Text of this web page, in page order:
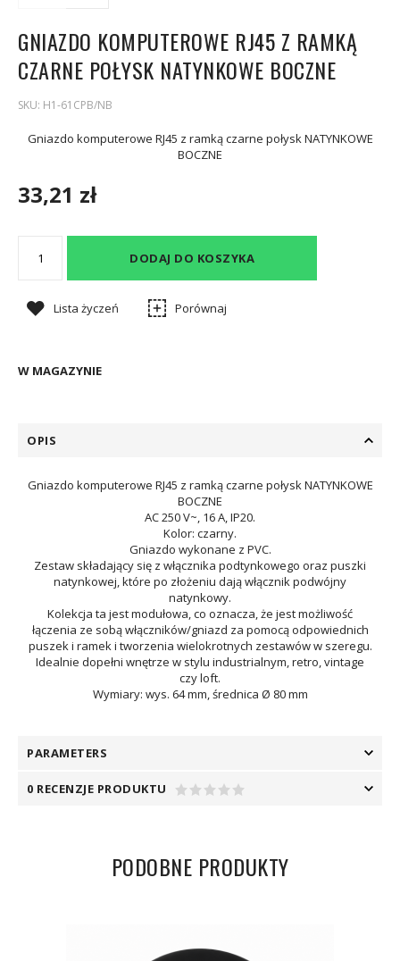
GNIAZDO KOMPUTEROWE RJ45 Z RAMKĄ
CZARNE POŁYSK NATYNKOWE BOCZNE
SKU: H1-61CPB/NB
Gniazdo komputerowe RJ45 z ramką czarne połysk NATYNKOWE
BOCZNE
33,21 zł
DODAJ DO KOSZYKA
Lista życzeń Porównaj
W MAGAZYNIE
OPIS
Gniazdo komputerowe RJ45 z ramką czarne połysk NATYNKOWE
BOCZNE
AC 250 V~, 16 A, IP20.
Kolor: czarny.
Gniazdo wykonane z PVC.
Zestaw składający się z włącznika podtynkowego oraz puszki
natynkowej, które po złożeniu dają włącznik podwójny
natynkowy.
Kolekcja ta jest modułowa, co oznacza, że jest możliwość
łączenia ze sobą włączników/gniazd za pomocą odpowiednich
puszek i ramek i tworzenia wielokrotnych zestawów w szeregu.
Idealnie dopełni wnętrze w stylu industrialnym, retro, vintage
czy loft.
Wymiary: wys. 64 mm, średnica Ø 80 mm
PARAMETERS
0 RECENZJE PRODUKTU
PODOBNE PRODUKTY